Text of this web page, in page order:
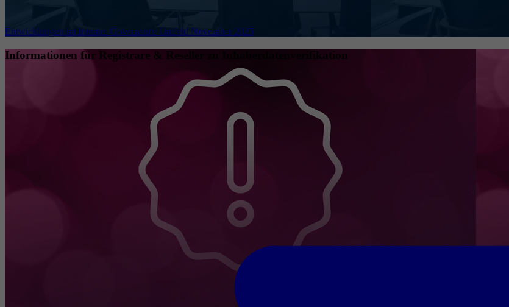
Entwicklungen im Internet Governance Umfeld November 2025
Informationen für Registrare & Reseller zu Inhaberdatenverifikation